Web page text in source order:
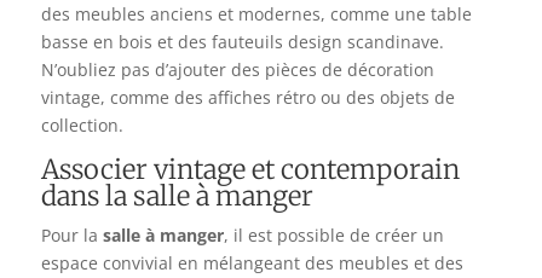
des meubles anciens et modernes, comme une table
basse en bois et des fauteuils design scandinave.
N’oubliez pas d’ajouter des pièces de décoration
vintage, comme des affiches rétro ou des objets de
collection.
Associer vintage et contemporain
dans la salle à manger
Pour la salle à manger, il est possible de créer un
espace convivial en mélangeant des meubles et des